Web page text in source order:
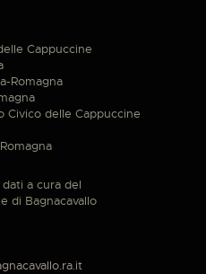
Cappuccine
Romagna
Civico delle Cappuccine
a cura del
di Bagnacavallo